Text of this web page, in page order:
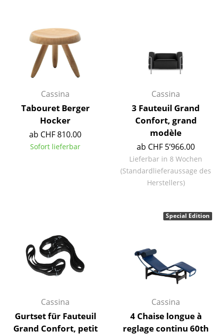
Kissen
Teppiche
... alle Accessoires
Räume
Zuhause
Arbeitszimmer
Diele
Stauraum
Balkon & Garten
Cassina
Tabouret Berger
Hocker
ab CHF 810.00
Sofort lieferbar
Cassina
3 Fauteuil Grand
Confort, grand
modèle
ab CHF 5’966.00
Lieferbar in 8 Wochen
(Standardlieferaussage des
Herstellers)
Cassina
Gurtset für Fauteuil
Grand Confort, petit
Cassina
4 Chaise longue à
reglage continu 60th
Special Edition